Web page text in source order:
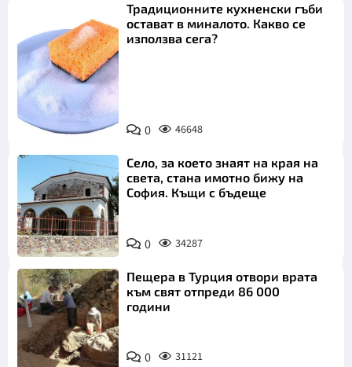
Снимка:
Пиксабей
Традиционните кухненски гъби
остават в миналото. Какво се
използва сега?
0 46648
Село, за което знаят на края на
света, стана имотно бижу на
София. Къщи с бъдеще
0 34287
Пещера в Турция отвори врата
към свят отпреди 86 000
години
0 31121